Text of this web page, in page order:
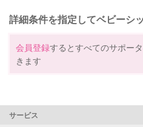
詳細条件を指定してベビーシ
会員登録するとすべてのサポー
きます
サービス